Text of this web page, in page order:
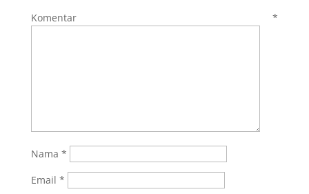
Komentar*
Nama *
Email *